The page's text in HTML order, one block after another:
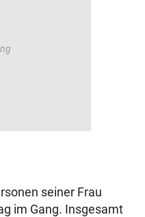
seiner Frau
im Gang. Insgesamt